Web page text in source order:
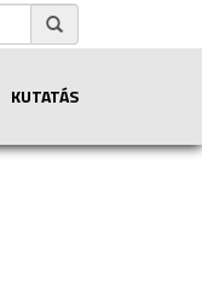
KUTATÁS